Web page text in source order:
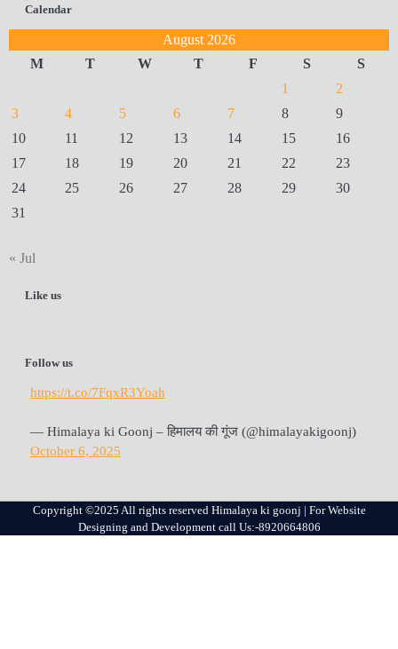
Calendar
August 2026
M
T W T F S
S
1
2
3
4 5 6 7 8
9
10
11 12 13 14 15
16
17
18 19 20 21 22
23
24
25 26 27 28 29
30
31
« Jul
Like us
Follow us
https://t.co/7FqxR3Yoah
— Himalaya ki Goonj – हिमालय की गूंज (@himalayakigoonj)
October 6, 2025
Copyright ©2025 All rights reserved Himalaya ki goonj | For Website
Designing and Development call Us:-8920664806